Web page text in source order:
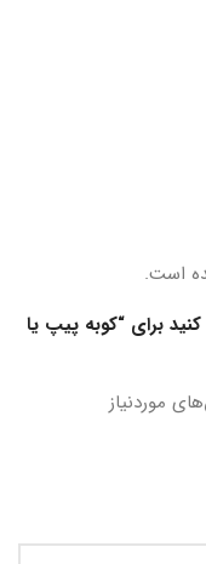
است.
برای “کوبه پیپ یا
موردنیاز